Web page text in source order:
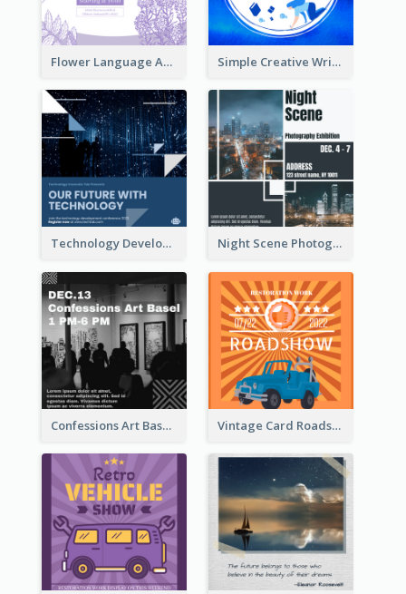
Flower Language And Calligraphy Instagram Post Simple Creative Writing Quote Instagram Post
Technology Development Conference Instagram Post Night Scene Photography Exhibition Instagram Post
Confessions Art Basel Instagram Post Vintage Card Roadshow Instagram Post